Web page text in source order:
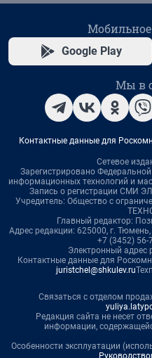
Google Play
Мы в
Контактные данные для
Сетевое
Зарегистрировано
информационных технологий и
Запись о регистрации СМИ
Учредитель: Общество с
Главный редактор:
Адрес редакции: 625000, г.
+7 (3452) 56-
Электронный адрес
Контактные данные для
juristchel@shkulev.ru
Связаться с отделом
Редакция сайта не несет
информации,
Особенности эксплуатации